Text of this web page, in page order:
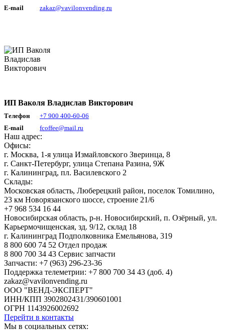
E-mail
zakaz@vavilonvending.ru
ИП Ваколя Владислав Викторович
Телефон
+7 900 400-60-06
E-mail
fcoffee@mail.ru
Наш адрес:
Офисы:
г. Москва, 1-я улица Измайловского Зверинца, 8
г. Санкт-Петербург, улица Степана Разина, 9Ж
г. Калининград, пл. Василевского 2
Склады:
Московская область, Люберецкий район, поселок Томилино,
23 км Новорязанского шоссе, строение 21/6
+7 968 534 16 44
Новосибирская область, р-н. Новосибирский, п. Озёрный, ул.
Карьермочищенская, зд. 9/12, склад 18
г. Калининград Подполковника Емельянова, 319
8 800 600 74 52 Отдел продаж
8 800 700 34 43 Сервис запчасти
Запчасти: +7 (963) 296-23-36
Поддержка телеметрии: +7 800 700 34 43 (доб. 4)
zakaz@vavilonvending.ru
ООО "ВЕНД-ЭКСПЕРТ"
ИНН/КПП 3902802431/390601001
ОГРН 1143926002692
Перейти в контакты
Мы в социальных сетях: